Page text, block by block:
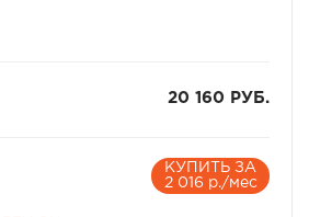
20 160 РУБ.
КУПИТЬ ЗА
2 016 р./мес